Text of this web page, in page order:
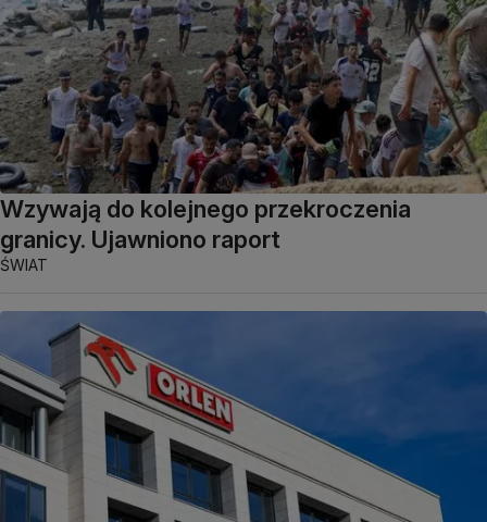
Wzywają do kolejnego przekroczenia
granicy. Ujawniono raport
ŚWIAT